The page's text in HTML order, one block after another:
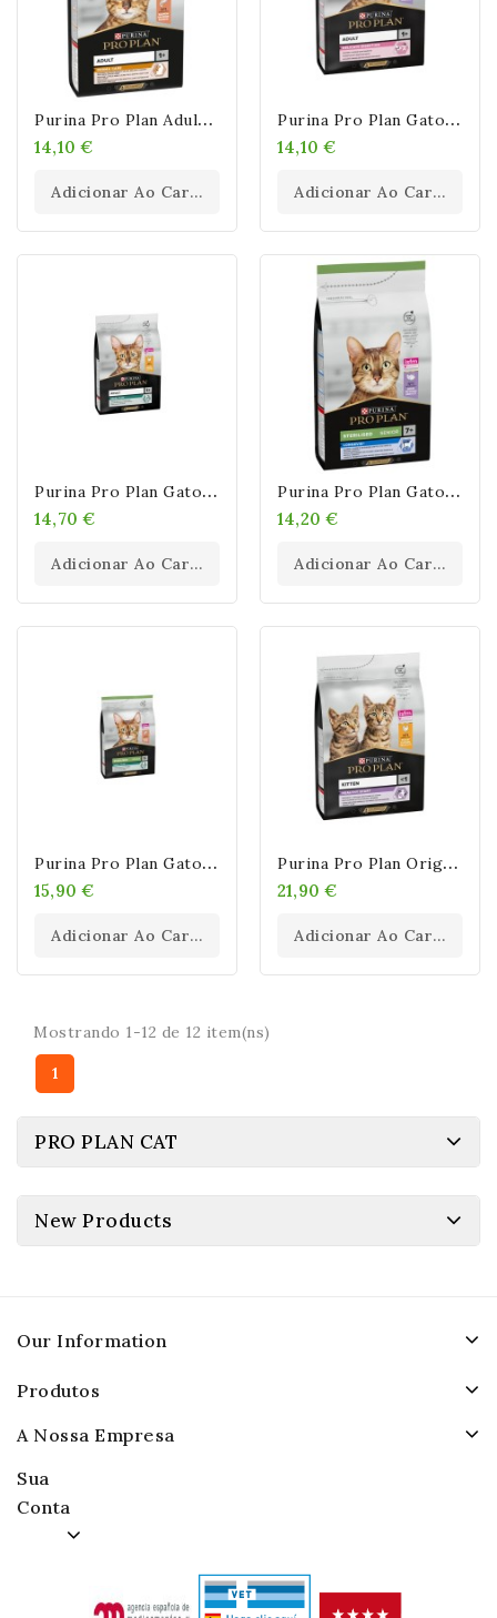
P
Urina Pro Plan Adult Gato Derma Care Salmón
14,10 €
Adicionar Ao Carrinho
P
Urina Pro Plan Gato Adult Delicate Digestion Pavo
14,10 €
Adicionar Ao Carrinho
P
Urina Pro Plan Gato Adult Renal Plus Pollo
14,70 €
Adicionar Ao Carrinho
P
Urina Pro Plan Gato Sterilised Senior 7+ Pavo
14,20 €
Adicionar Ao Carrinho
P
Urina Pro Plan Gato Sterilised Adult Renal Plus Salmón
15,90 €
Adicionar Ao Carrinho
P
Urina Pro Plan Original Kitten Rico En Pollo Para Gatos
21,90 €
Adicionar Ao Carrinho
Mostrando 1-12 de 12 item(ns)
1
PRO PLAN CAT
New Products
Our Information
Produtos
A Nossa Empresa
Sua
Conta